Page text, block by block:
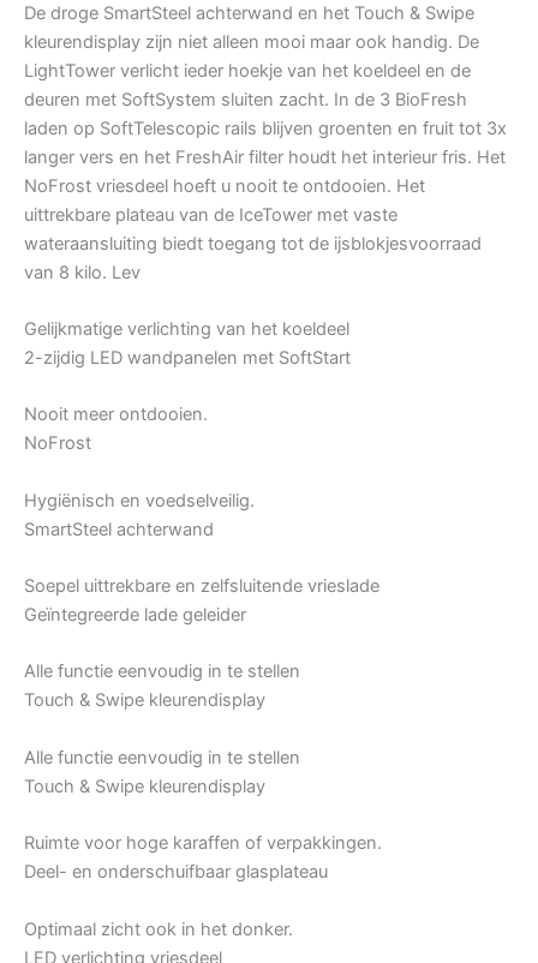
De droge SmartSteel achterwand en het Touch & Swipe
kleurendisplay zijn niet alleen mooi maar ook handig. De
LightTower verlicht ieder hoekje van het koeldeel en de
deuren met SoftSystem sluiten zacht. In de 3 BioFresh
laden op SoftTelescopic rails blijven groenten en fruit tot 3x
langer vers en het FreshAir filter houdt het interieur fris. Het
NoFrost vriesdeel hoeft u nooit te ontdooien. Het
uittrekbare plateau van de IceTower met vaste
wateraansluiting biedt toegang tot de ijsblokjesvoorraad
van 8 kilo. Lev
Gelijkmatige verlichting van het koeldeel
2-zijdig LED wandpanelen met SoftStart
Nooit meer ontdooien.
NoFrost
Hygiënisch en voedselveilig.
SmartSteel achterwand
Soepel uittrekbare en zelfsluitende vrieslade
Geïntegreerde lade geleider
Alle functie eenvoudig in te stellen
Touch & Swipe kleurendisplay
Alle functie eenvoudig in te stellen
Touch & Swipe kleurendisplay
Ruimte voor hoge karaffen of verpakkingen.
Deel- en onderschuifbaar glasplateau
Optimaal zicht ook in het donker.
LED verlichting vriesdeel